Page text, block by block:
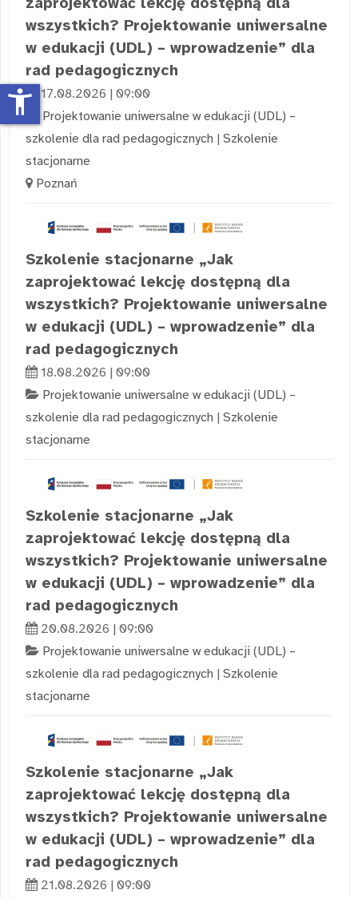
wszystkich? Projektowanie uniwersalne
w edukacji (UDL) – wprowadzenie” dla
rad pedagogicznych
17.08.2026 | 09:00
Projektowanie uniwersalne w edukacji (UDL) –
szkolenie dla rad pedagogicznych | Szkolenie
stacjonarne
Poznań
Szkolenie stacjonarne „Jak
zaprojektować lekcję dostępną dla
wszystkich? Projektowanie uniwersalne
w edukacji (UDL) – wprowadzenie” dla
rad pedagogicznych
18.08.2026 | 09:00
Projektowanie uniwersalne w edukacji (UDL) –
szkolenie dla rad pedagogicznych | Szkolenie
stacjonarne
Szkolenie stacjonarne „Jak
zaprojektować lekcję dostępną dla
wszystkich? Projektowanie uniwersalne
w edukacji (UDL) – wprowadzenie” dla
rad pedagogicznych
20.08.2026 | 09:00
Projektowanie uniwersalne w edukacji (UDL) –
szkolenie dla rad pedagogicznych | Szkolenie
stacjonarne
Szkolenie stacjonarne „Jak
zaprojektować lekcję dostępną dla
wszystkich? Projektowanie uniwersalne
w edukacji (UDL) – wprowadzenie” dla
rad pedagogicznych
21.08.2026 | 09:00
accessibility_new